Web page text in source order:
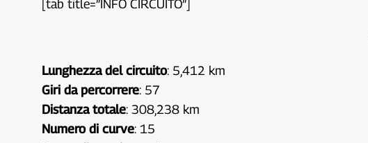
[tab title=”INFO CIRCUITO”]
Lunghezza del circuito: 5,412 km
Giri da percorrere: 57
Distanza totale: 308,238 km
Numero di curve: 15